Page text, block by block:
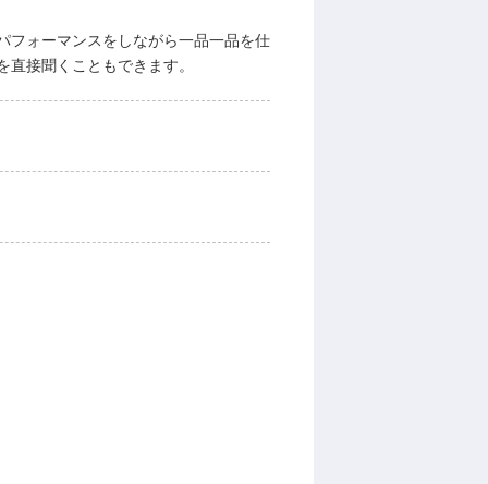
フォーマンスをしながら一品一品を仕
接聞くこともできます。